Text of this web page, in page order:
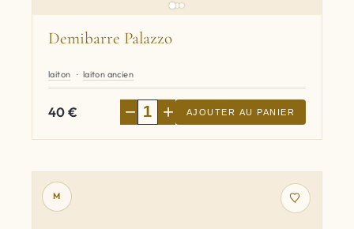
Demibarre Palazzo
laiton laiton ancien
40€ − + AJOUTER AU PANIER
M